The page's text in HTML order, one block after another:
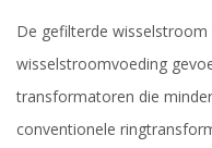
De gefilterde
wisselstroomvoeding
transformatoren die
conventionele